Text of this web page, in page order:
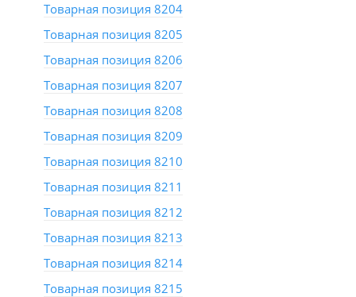
Товарная позиция 8204
Товарная позиция 8205
Товарная позиция 8206
Товарная позиция 8207
Товарная позиция 8208
Товарная позиция 8209
Товарная позиция 8210
Товарная позиция 8211
Товарная позиция 8212
Товарная позиция 8213
Товарная позиция 8214
Товарная позиция 8215